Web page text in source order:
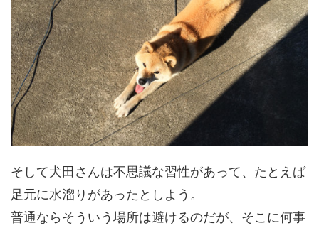
そして犬田さんは不思議な習性があって、たとえば
足元に水溜りがあったとしよう。
普通ならそういう場所は避けるのだが、そこに何事